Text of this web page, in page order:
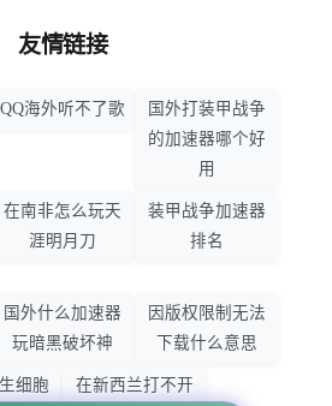
友情链接
QQ海外听不了歌
国外打装甲战争
的加速器哪个好
用
在南非怎么玩天
涯明月刀
装甲战争加速器
排名
国外什么加速器
玩暗黑破坏神
因版权限制无法
下载什么意思
细胞 在新西兰打不开